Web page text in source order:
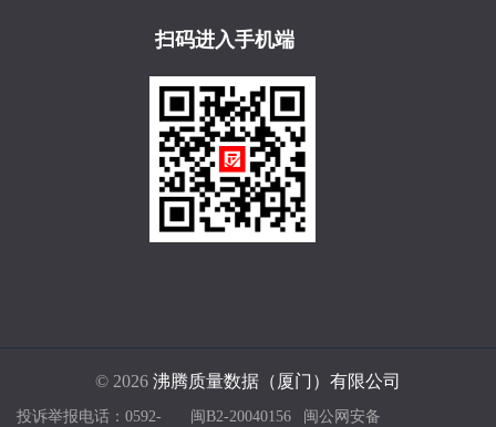
扫码进入手机端
© 2026 沸腾质量数据（厦门）有限公司
投诉举报电话：0592-
闽B2-20040156
闽公网安备